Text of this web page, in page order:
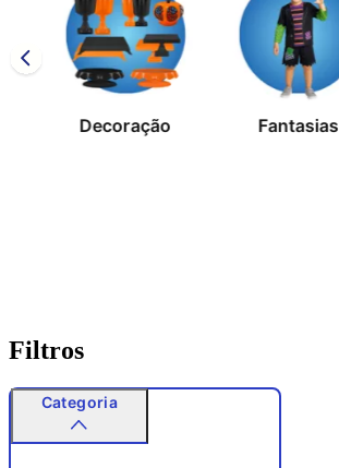
Decoração Fantasias
Filtros
Categoria